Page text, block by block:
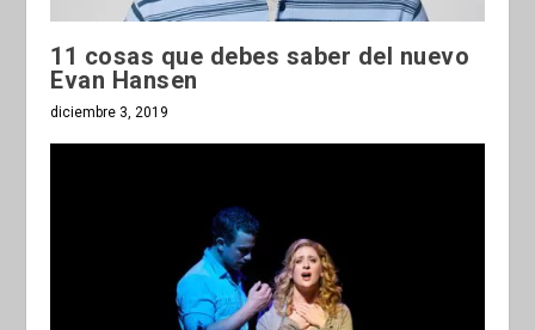
11 cosas que debes saber del nuevo
Evan Hansen
diciembre 3, 2019